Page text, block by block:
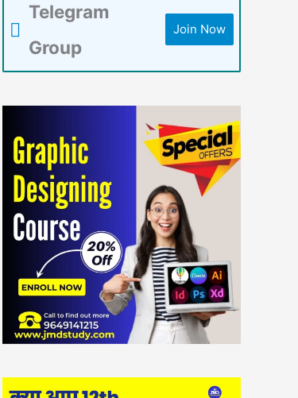
Telegram
Group
Join Now